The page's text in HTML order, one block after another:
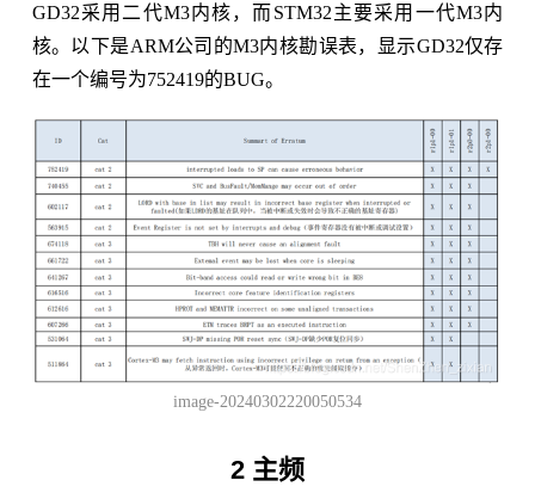
GD32采用二代M3内核，而STM32主要采用一代M3内
核。以下是ARM公司的M3内核勘误表，显示GD32仅存
在一个编号为752419的BUG。
image-20240302220050534
2 主频